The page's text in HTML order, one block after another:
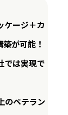
ケージ＋カ
が可能！
では実現で
のベテラン